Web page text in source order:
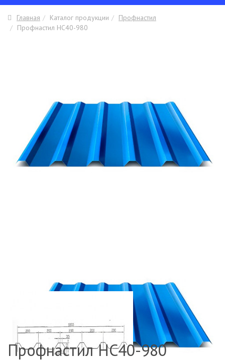
Главная Каталог продукции
Профнастил
Профнастил HC40-980
Профнастил HC40-980